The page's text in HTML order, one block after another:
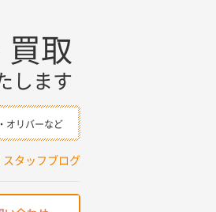
買取
します
オリバーなど
スタッフブログ